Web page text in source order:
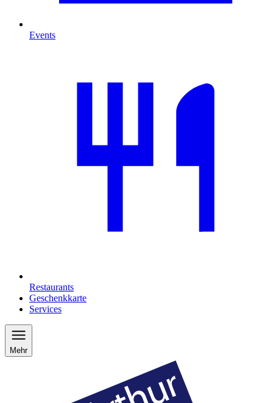
Events
Restaurants
Geschenkkarte
Services
Mehr